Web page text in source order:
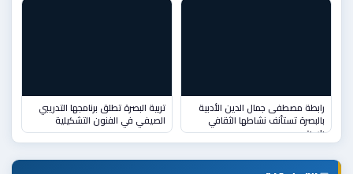
رابطة مصطفى جمال الدين الأدبية
بالبصرة تستأنف نشاطها الثقافي
باست
تربية البصرة تطلق برنامجها التدريبي
الصيفي في الفنون التشكيلية